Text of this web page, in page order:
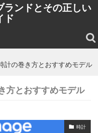
ランドとその正しい
ド
計の巻き方とおすすめモデル
方とおすすめモデル
時計